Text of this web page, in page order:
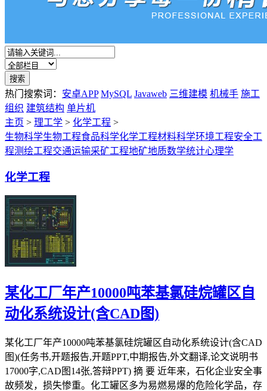
热门搜索词： 安卓APP MySQL Javaweb 三维建模 机械手 施工
组织 建筑结构 单片机
主页 > 理工学 > 化学工程 >
生物科学生物工程食品科学化学工程材料科学环境工程安全工
程测绘工程交通运输采矿工程地矿地质数学统计心理学
化学工程
某化工厂年产10000吨苯基氯硅烷罐区自
动化系统设计(含CAD图)
某化工厂年产10000吨苯基氯硅烷罐区自动化系统设计(含CAD
图)(任务书,开题报告,开题PPT,中期报告,外文翻译,论文说明书
17000字,CAD图14张,答辩PPT) 摘 要 近年来，石化企业安全事
故频发，损失惨重。化工罐区多为易燃易爆的危险化学品，存